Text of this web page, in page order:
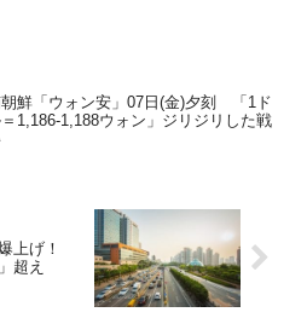
鮮「ウォン安」07日(金)夕刻 「1ド
＝1,186-1,188ウォン」ジリジリした戦
爆上げ！
超え